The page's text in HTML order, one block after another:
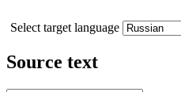
Select target language
Source text